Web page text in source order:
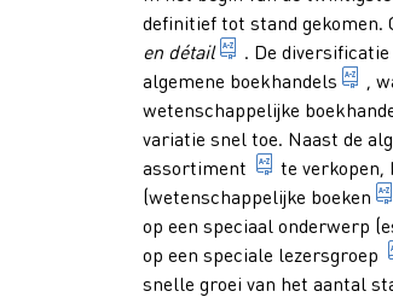
definitief tot stand gekomen.
en détail
in het klein
. De
algemene boekhandels
,
wetenschappelijke
variatie snel toe. Naast de
assortiment
boeken die
te
(wetenschappelijke boeken
op een speciaal onderwerp
op een speciale lezersgroep
snelle groei van het aantal